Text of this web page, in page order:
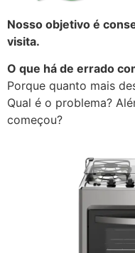
Nosso objetivo é
visita.
O que há de errado
Porque quanto mais
Qual é o problema?
começou?